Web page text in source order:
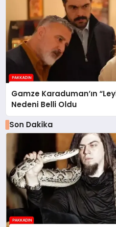
Gamze Karaduman’ın
Nedeni Belli Oldu
Son Dakika